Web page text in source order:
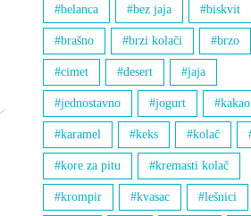
belanca bez jaja biskvit
brašno brzi kolači brzo
cimet desert jaja
jednostavno jogurt kakao
karamel keks kolač
kore za pitu kremasti kolač
krompir kvasac lešnici